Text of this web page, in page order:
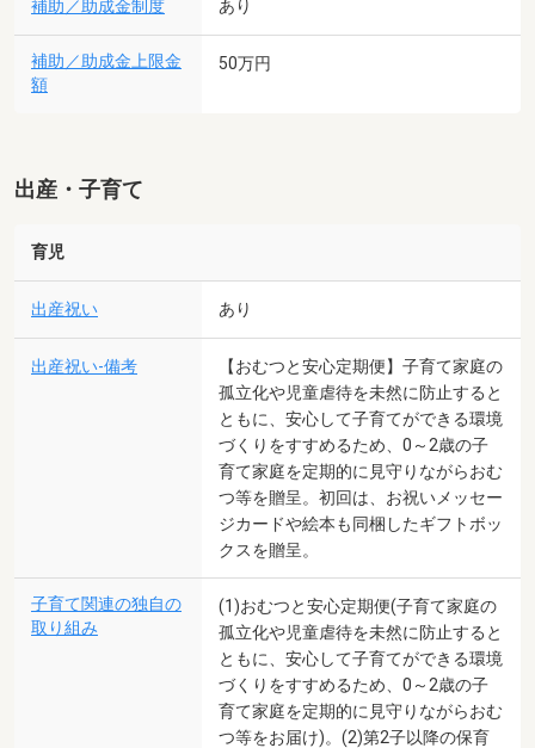
補助／助成金制度 あり
補助／助成金上限金
額
50万円
出産・子育て
育児
出産祝い あり
出産祝い-備考
【おむつと安心定期便】子育て家庭の
孤立化や児童虐待を未然に防止すると
ともに、安心して子育てができる環境
づくりをすすめるため、0～2歳の子
育て家庭を定期的に見守りながらおむ
つ等を贈呈。初回は、お祝いメッセー
ジカードや絵本も同梱したギフトボッ
クスを贈呈。
子育て関連の独自の
取り組み
(1)おむつと安心定期便(子育て家庭の
孤立化や児童虐待を未然に防止すると
ともに、安心して子育てができる環境
づくりをすすめるため、0～2歳の子
育て家庭を定期的に見守りながらおむ
つ等をお届け)。(2)第2子以降の保育